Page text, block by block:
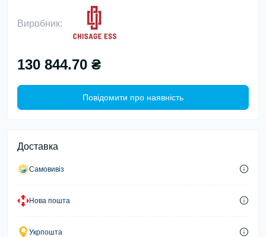
Виробник:
130 844.70 ₴
Повідомити про наявність
Доставка
Самовивіз
Нова пошта
Укрпошта